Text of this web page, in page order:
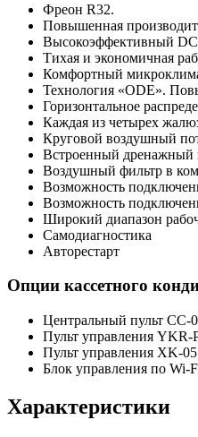
Фреон R32.
Повышенная
Высокоэффективный DC
Тихая и экономичная
Комфортный
Технология «ODE».
Горизонтальное
Каждая из четырех
Круговой воздушный
Встроенный дренажный
Воздушный фильтр в
Возможность
Bозможность
Широкий диапазон
Самодиагностика
Авторестарт
Опции кассетного
Центральный пульт CC-
Пульт управления YKR-
Пульт управления XK-05
Блок управления по Wi-
Характеристики